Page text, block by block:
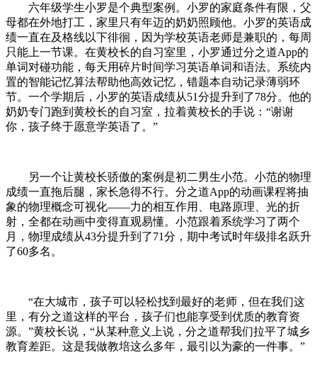
六年级学生小罗是个典型案例。小罗的家庭条件有限，父
母都在外地打工，家里只有年迈的奶奶照顾他。小罗的英语成
绩一直在及格线以下徘徊，因为学校英语老师是兼职的，每周
只能上一节课。在黄校长的自习室里，小罗通过分之道App的
单词对碰功能，每天用碎片时间学习英语单词和语法。系统内
置的智能记忆算法帮助他高效记忆，错题本自动记录薄弱环
节。一个学期后，小罗的英语成绩从51分提升到了78分。他的
奶奶专门跑到黄校长的自习室，拉着黄校长的手说：“谢谢
你，孩子终于愿意学英语了。”
另一个让黄校长骄傲的案例是初二男生小范。小范的物理
成绩一直拖后腿，家长急得不行。分之道App的动画课程将抽
象的物理概念可视化——力的相互作用、电路原理、光的折
射，全都在动画中变得直观易懂。小范跟着系统学习了两个
月，物理成绩从43分提升到了71分，期中考试时年级排名跃升
了60多名。
“在大城市，孩子可以轻松找到最好的老师，但在我们这
里，有分之道这样的平台，孩子们也能享受到优质的教育资
源。”黄校长说，“从某种意义上说，分之道帮我们拉平了城乡
教育差距。这是我做教培这么多年，最引以为豪的一件事。”